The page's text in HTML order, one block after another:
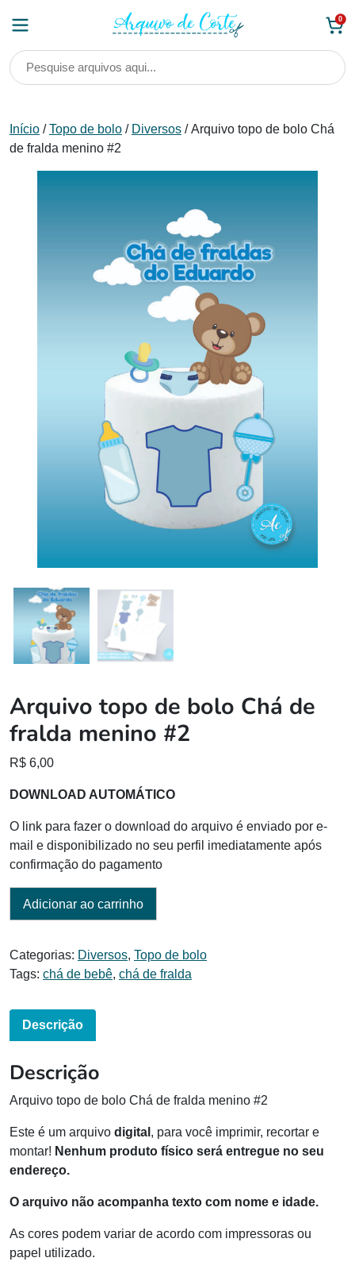
0
Início /Topo de bolo / Diversos / Arquivo topo de bolo Chá
de fralda menino #2
Arquivo topo de bolo Chá de
fralda menino #2
R$ 6,00
DOWNLOAD AUTOMÁTICO
O link para fazer o download do arquivo é enviado por e-
mail e disponibilizado no seu perfil imediatamente após
confirmação do pagamento
Adicionar ao carrinho
Categorias: Diversos, Topo de bolo
Tags: chá de bebê, chá de fralda
Descrição
Descrição
Arquivo topo de bolo Chá de fralda menino #2
Este é um arquivo digital , para você imprimir, recortar e
montar! Nenhum produto físico será entregue no seu
endereço.
O arquivo não acompanha texto com nome e idade.
As cores podem variar de acordo com impressoras ou
papel utilizado.